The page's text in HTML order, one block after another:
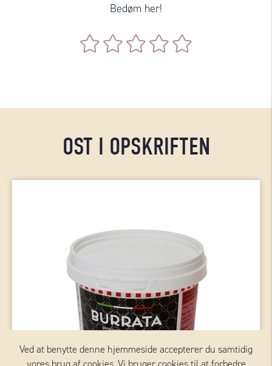
Ved at benytte denne hjemmeside accepterer du samtidig
Bedøm her!
OST I OPSKRIFTEN